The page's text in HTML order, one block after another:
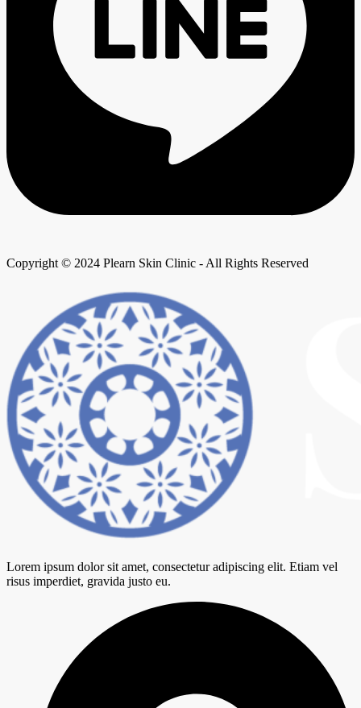
Copyright © 2024 Plearn Skin Clinic - All Rights Reserved
Lorem ipsum dolor sit amet, consectetur adipiscing elit. Etiam vel
risus imperdiet, gravida justo eu.